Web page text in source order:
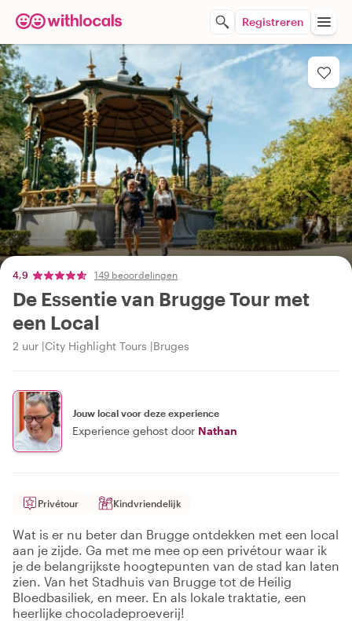
Registreren
4,9 149 beoordelingen
De Essentie van Brugge Tour met
een Local
2 uur City Highlight Tours Bruges
Jouw local voor deze experience
Experience gehost door Nathan
Privétour Kindvriendelijk
Wat is er nu beter dan Brugge ontdekken met een local
aan je zijde. Ga met me mee op een privétour waar ik
je de belangrijkste hoogtepunten van de stad kan laten
zien. Van het Stadhuis van Brugge tot de Heilig
Bloedbasiliek, en meer. En als lokale traktatie, een
heerlijke chocoladeproeverij!